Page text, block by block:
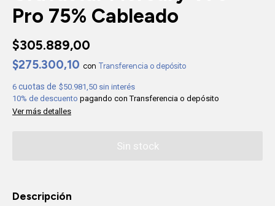
Pro 75% Cableado
$305.889,00
$275.300,10 con Transferencia o depósito
6 $50.981,50 sin interés
10% de descuento pagando con Transferencia o depósito
Ver más detalles
Descripción